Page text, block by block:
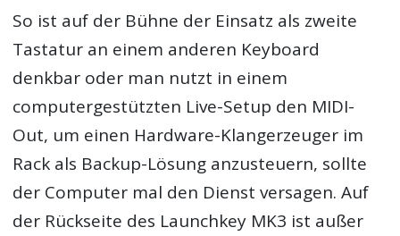
So ist auf der Bühne der Einsatz als zweite
Tastatur an einem anderen Keyboard
denkbar oder man nutzt in einem
computergestützten Live-Setup den MIDI-
Out, um einen Hardware-Klangerzeuger im
Rack als Backup-Lösung anzusteuern, sollte
der Computer mal den Dienst versagen. Auf
der Rückseite des Launchkey MK3 ist außer